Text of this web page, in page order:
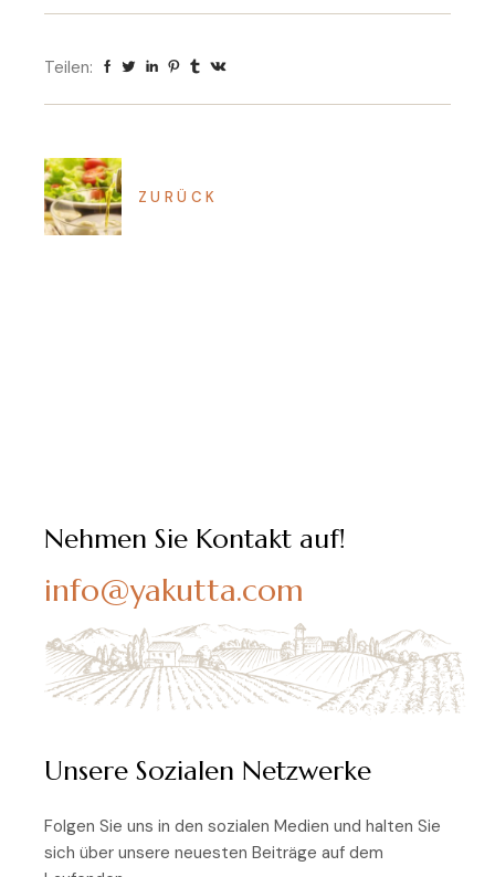
Teilen:
ZURÜCK
Nehmen Sie Kontakt auf!
info@yakutta.com
Unsere Sozialen Netzwerke
Folgen Sie uns in den sozialen Medien und halten Sie
sich über unsere neuesten Beiträge auf dem